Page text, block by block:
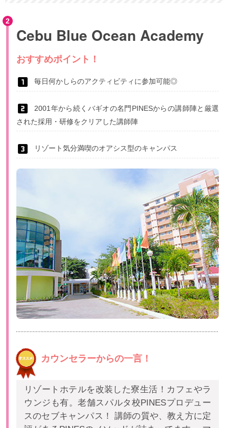
Cebu Blue Ocean Academy
おすすめポイント！
毎日何かしらのアクティビティに参加可能◎
2001年から続くバギオの名門PINESからの講師陣と厳選
された採用・研修をクリアした講師陣
リゾート気分満喫のオアシス型のキャンパス
カウンセラーからの一言！
リゾートホテルを改装した寮生活！カフェやラ
ウンジも有。老舗スパルタ校PINESプロデュー
スのセブキャンパス！ 講師の質や、教え方に定